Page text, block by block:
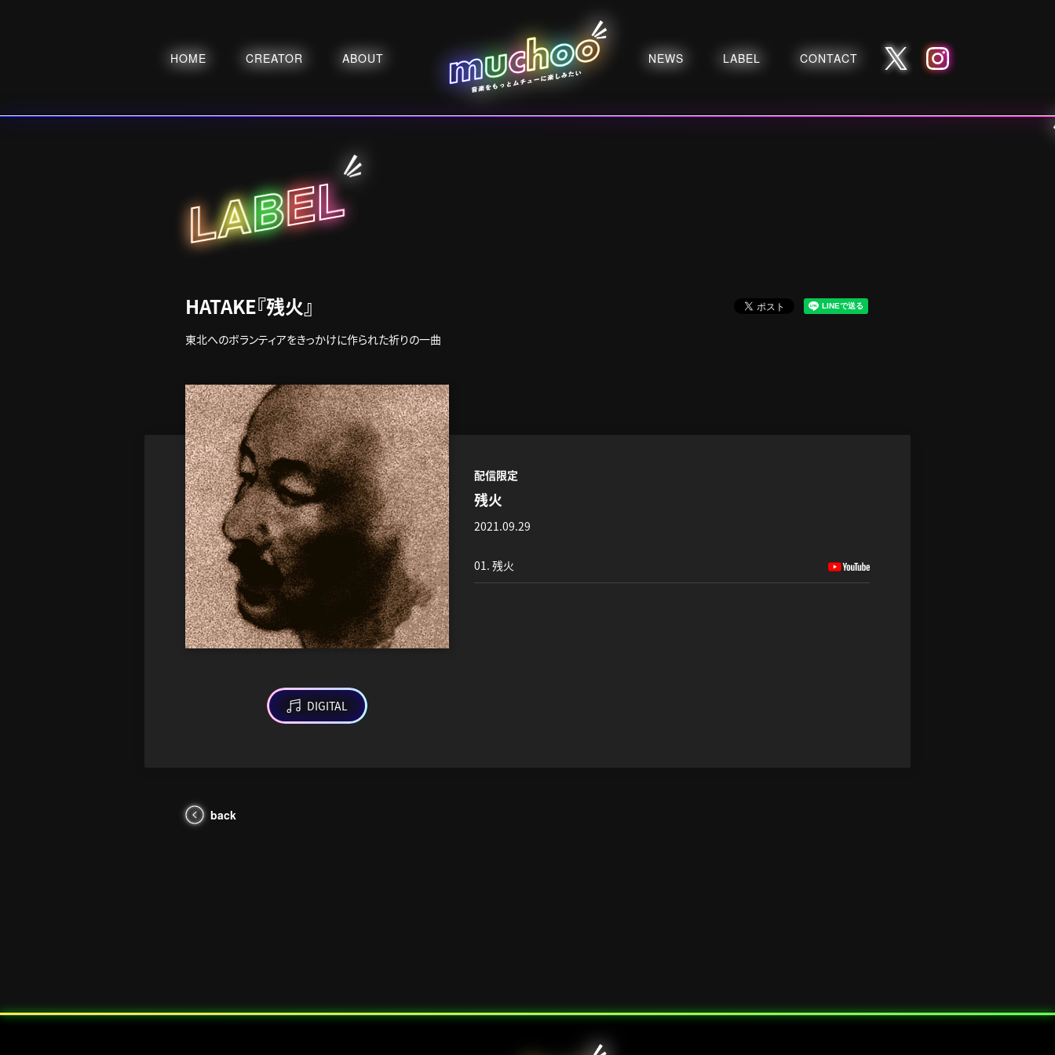
HOME CREATOR ABOUT NEWS LABEL CONTACT
LABEL
HATAKE『残火』
東北へのボランティアをきっかけに作られた祈りの一曲
DIGITAL
配信限定
残火
2021.09.29
01. 残火
back